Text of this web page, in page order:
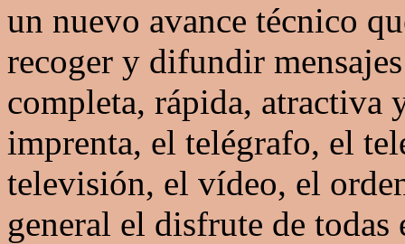
un nuevo avance técnico
recoger y difundir
completa, rápida, atractiva
imprenta, el telégrafo, el
televisión, el vídeo, el
general el disfrute de todas